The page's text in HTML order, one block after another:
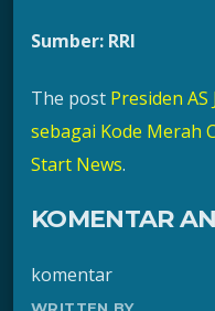
Sumber: RRI
The post Presiden
sebagai Kode Merah
Start News.
KOMENTAR
komentar
WRITTEN BY